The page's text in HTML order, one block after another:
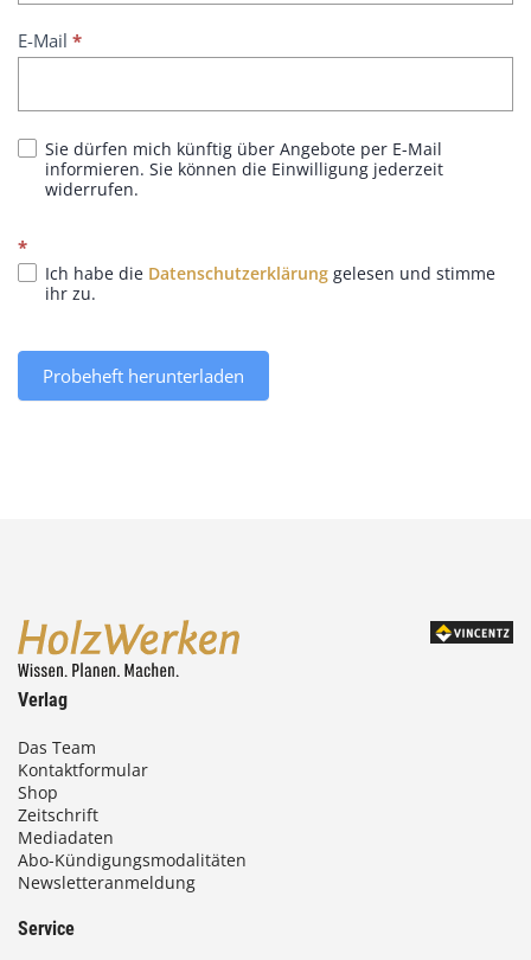
e
0
E-Mail *
Sie dürfen mich künftig über Angebote per E-Mail
informieren. Sie können die Einwilligung jederzeit
widerrufen.
*
Ich habe die Datenschutzerklärung gelesen und stimme
ihr zu.
Probeheft herunterladen
Verlag
Das Team
Kontaktformular
Shop
Zeitschrift
Mediadaten
Abo-Kündigungsmodalitäten
Newsletteranmeldung
Service